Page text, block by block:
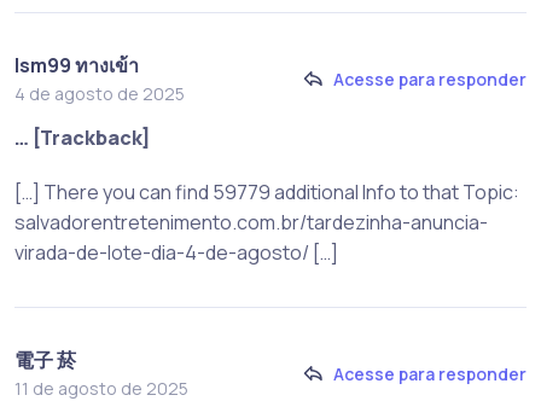
lsm99 ทางเข้า
4 de agosto de 2025
Acesse para responder
… [Trackback]
[…] There you can find 59779 additional Info to that Topic:
salvadorentretenimento.com.br/tardezinha-anuncia-
virada-de-lote-dia-4-de-agosto/ […]
電子 菸
11 de agosto de 2025
Acesse para responder